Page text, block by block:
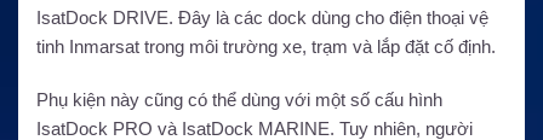
IsatDock DRIVE. Đây là các dock dùng cho điện thoại vệ
tinh Inmarsat trong môi trường xe, trạm và lắp đặt cố định.
Phụ kiện này cũng có thể dùng với một số cấu hình
IsatDock PRO và IsatDock MARINE. Tuy nhiên, người